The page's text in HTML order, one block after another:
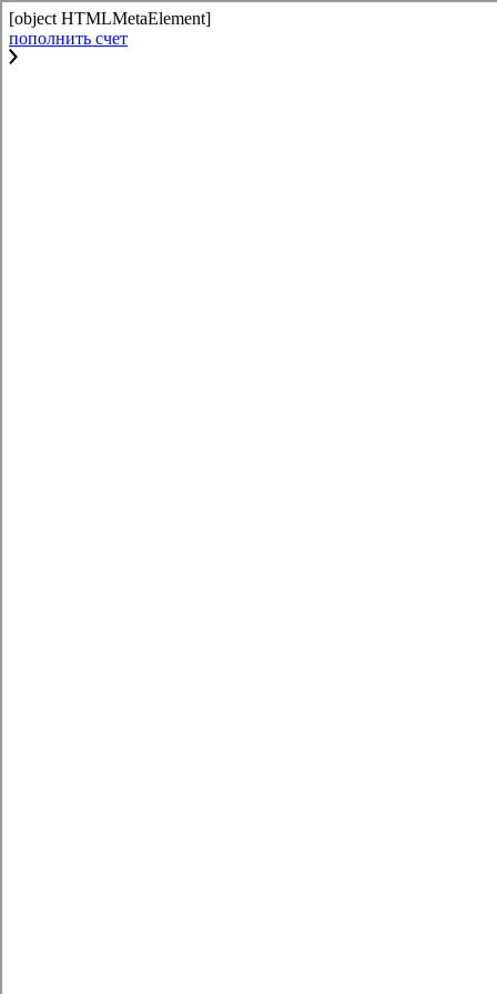
[object HTMLMetaElement]
пополнить счет